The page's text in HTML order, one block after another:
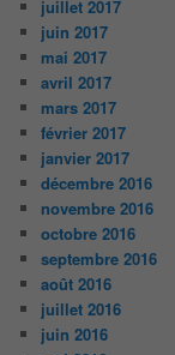
juillet 2017
juin 2017
mai 2017
avril 2017
mars 2017
février 2017
janvier 2017
décembre 2016
novembre 2016
octobre 2016
septembre 2016
août 2016
juillet 2016
juin 2016